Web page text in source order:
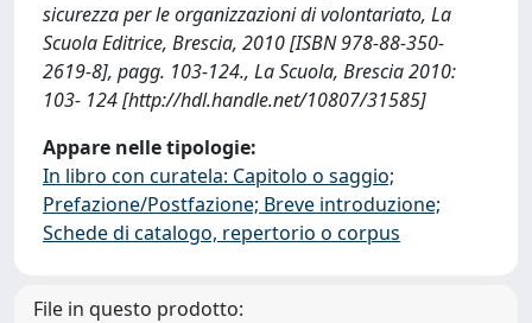
sicurezza per le organizzazioni di volontariato, La
Scuola Editrice, Brescia, 2010 [ISBN 978-88-350-
2619-8], pagg. 103-124., La Scuola, Brescia 2010:
103- 124 [http://hdl.handle.net/10807/31585]
Appare nelle tipologie:
In libro con curatela: Capitolo o saggio;
Prefazione/Postfazione; Breve introduzione;
Schede di catalogo, repertorio o corpus
File in questo prodotto: